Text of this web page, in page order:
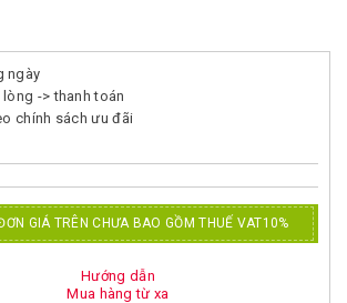
ngày
-> thanh toán
chính sách ưu đãi
GIÁ TRÊN CHƯA BAO GỒM THUẾ VAT10%
Hướng dẫn
Mua hàng từ xa